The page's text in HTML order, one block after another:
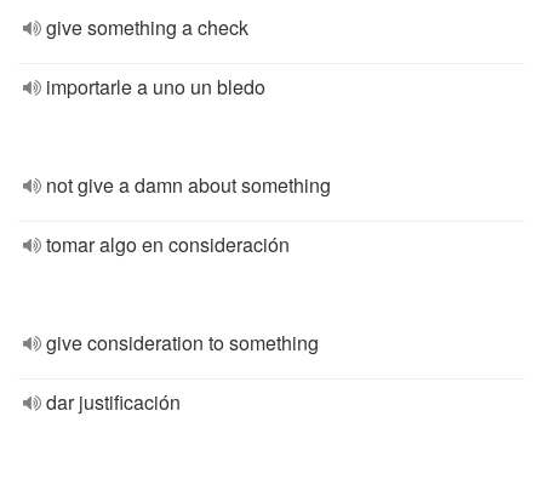
give something a check
importarle a uno un bledo
not give a damn about something
tomar algo en consideración
give consideration to something
dar justificación